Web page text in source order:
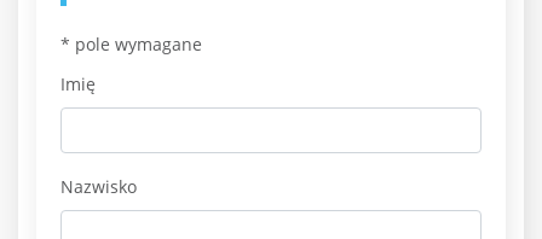
* pole wymagane
Imię
Nazwisko